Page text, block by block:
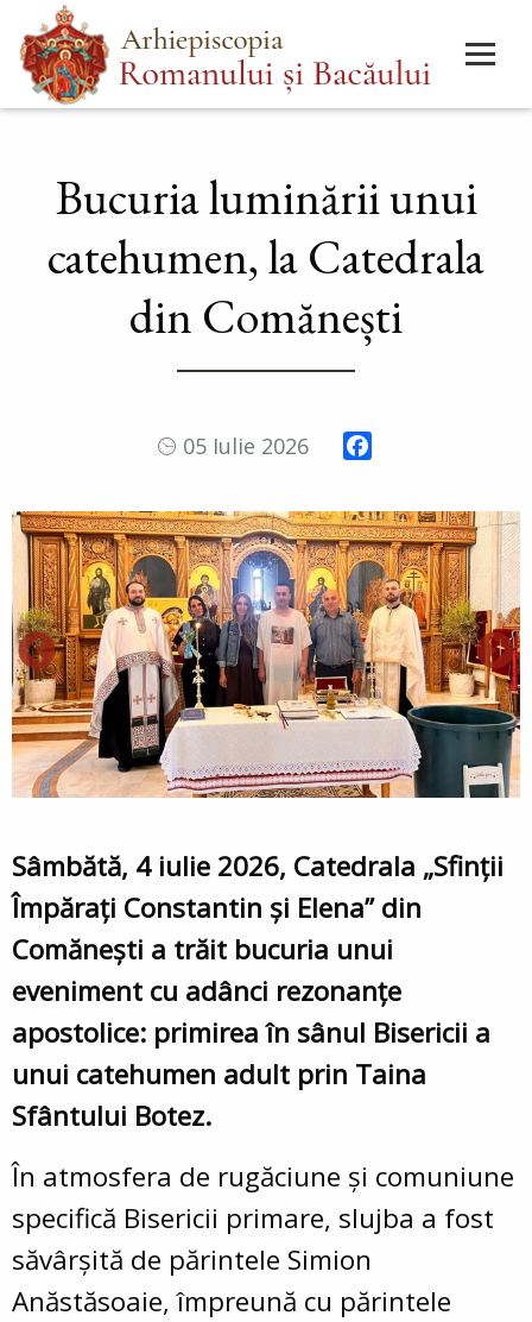
Mergi
la
conţinutul
Main
menu
Bucuria luminării unui
catehumen, la Catedrala
din Comănești
05 Iulie 2026
Sâmbătă, 4 iulie 2026, Catedrala „Sfinții
Împărați Constantin și Elena” din
Comănești a trăit bucuria unui
eveniment cu adânci rezonanțe
apostolice: primirea în sânul Bisericii a
unui catehumen adult prin Taina
Sfântului Botez.
În atmosfera de rugăciune și comuniune
specifică Bisericii primare, slujba a fost
săvârșită de părintele Simion
Anăstăsoaie, împreună cu părintele